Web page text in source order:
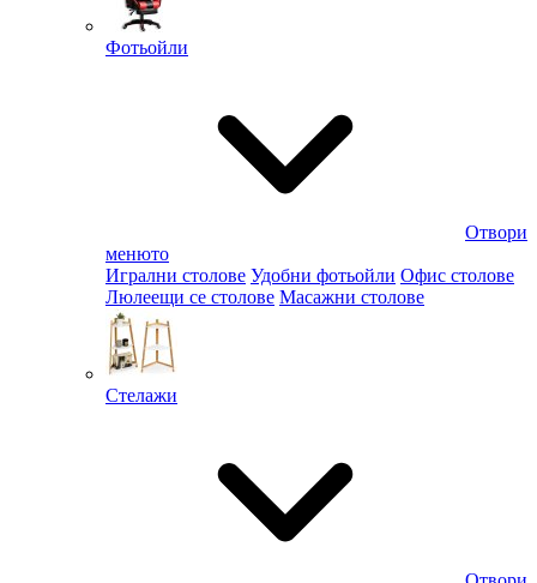
Фотьойли
Отвори
менюто
Игрални столове Удобни фотьойли Офис столове
Люлеещи се столове Масажни столове
Стелажи